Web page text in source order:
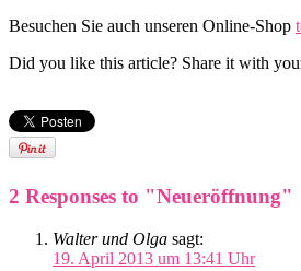
Besuchen Sie auch unseren Online-Shop
Did you like this article? Share it with
2 Responses to "Neueröffnung"
Walter und Olga sagt:
19. April 2013 um 13:41 Uhr